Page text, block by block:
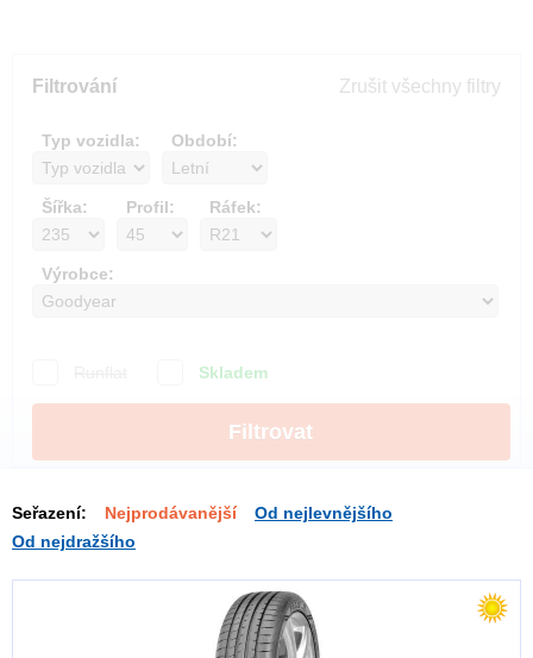
Filtrování Zrušit všechny filtry
Typ vozidla: Období:
Šířka: Profil: Ráfek:
Výrobce:
Skladem
Filtrovat
Seřazení: Nejprodávanější
Od nejlevnějšího
Od nejdražšího